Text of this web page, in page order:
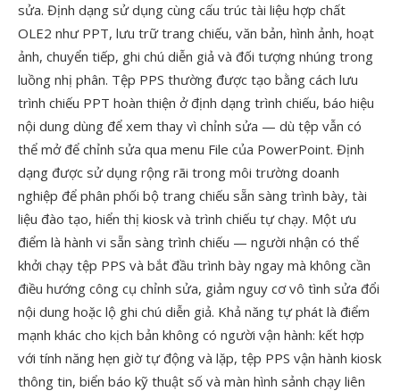
sửa. Định dạng sử dụng cùng cấu trúc tài liệu hợp chất
OLE2 như PPT, lưu trữ trang chiếu, văn bản, hình ảnh, hoạt
ảnh, chuyển tiếp, ghi chú diễn giả và đối tượng nhúng trong
luồng nhị phân. Tệp PPS thường được tạo bằng cách lưu
trình chiếu PPT hoàn thiện ở định dạng trình chiếu, báo hiệu
nội dung dùng để xem thay vì chỉnh sửa — dù tệp vẫn có
thể mở để chỉnh sửa qua menu File của PowerPoint. Định
dạng được sử dụng rộng rãi trong môi trường doanh
nghiệp để phân phối bộ trang chiếu sẵn sàng trình bày, tài
liệu đào tạo, hiển thị kiosk và trình chiếu tự chạy. Một ưu
điểm là hành vi sẵn sàng trình chiếu — người nhận có thể
khởi chạy tệp PPS và bắt đầu trình bày ngay mà không cần
điều hướng công cụ chỉnh sửa, giảm nguy cơ vô tình sửa đổi
nội dung hoặc lộ ghi chú diễn giả. Khả năng tự phát là điểm
mạnh khác cho kịch bản không có người vận hành: kết hợp
với tính năng hẹn giờ tự động và lặp, tệp PPS vận hành kiosk
thông tin, biển báo kỹ thuật số và màn hình sảnh chạy liên